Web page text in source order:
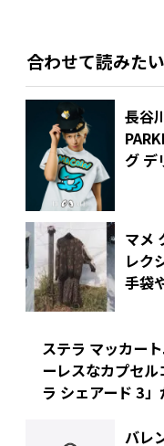
合わせて読みたい
長谷
グ デ
マメ
レク
手袋
ステラ マッカー
ーレスなカプセル
ラ シェアード 3」
バレ